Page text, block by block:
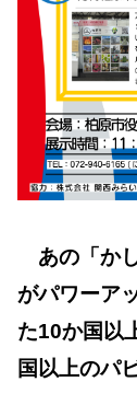
あの「か
がパワーア
た10か国以
国以上のパ